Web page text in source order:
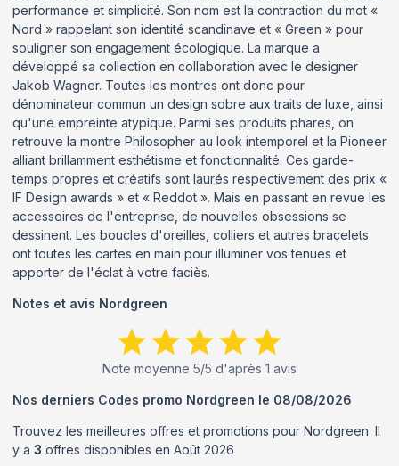
performance et simplicité. Son nom est la contraction du mot «
Nord » rappelant son identité scandinave et « Green » pour
souligner son engagement écologique. La marque a
développé sa collection en collaboration avec le designer
Jakob Wagner. Toutes les montres ont donc pour
dénominateur commun un design sobre aux traits de luxe, ainsi
qu'une empreinte atypique. Parmi ses produits phares, on
retrouve la montre Philosopher au look intemporel et la Pioneer
alliant brillamment esthétisme et fonctionnalité. Ces garde-
temps propres et créatifs sont laurés respectivement des prix «
IF Design awards » et « Reddot ». Mais en passant en revue les
accessoires de l'entreprise, de nouvelles obsessions se
dessinent. Les boucles d'oreilles, colliers et autres bracelets
ont toutes les cartes en main pour illuminer vos tenues et
apporter de l'éclat à votre faciès.
Notes et avis Nordgreen
Note moyenne 5/5 d'après 1 avis
Nos derniers Codes promo Nordgreen le 08/08/2026
Trouvez les meilleures offres et promotions pour Nordgreen. Il
y a 3 offres disponibles en Août 2026